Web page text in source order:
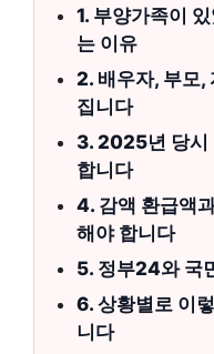
1. 부양가족이
는 이유
2. 배우자, 부모,
집니다
3. 2025년 당시
합니다
4. 감액 환급액
해야 합니다
5. 정부24와 국
6. 상황별로 이
니다